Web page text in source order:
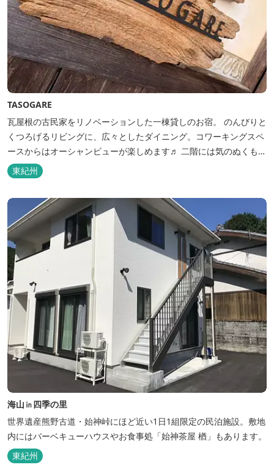
TASOGARE
瓦屋根の古民家をリノベーションした一棟貸しのお宿。 のんびりと
くつろげるリビングに、広々としたダイニング。コワーキングスペ
ースからはオーシャンビューが楽しめます♬ 二階には気のぬくもり
を感じながら、アートと読書に浸ることができる「TASOGAREの
間」があり、海を眺めながらゆったりとした時間を過ごすことがで
きます。
東紀州
海山㏌四季の里
世界遺産熊野古道・始神峠にほど近い1日1組限定の民泊施設。敷地
内にはバーベキューハウスやお食事処「始神茶屋 楢」もあります。
東紀州